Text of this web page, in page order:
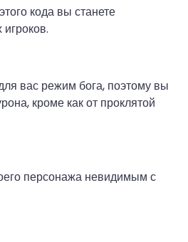
кода вы станете
вас режим бога, поэтому вы
кроме как от проклятой
персонажа невидимым с